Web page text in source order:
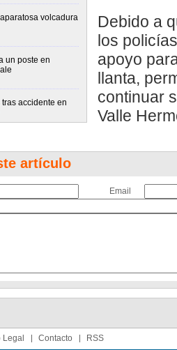
volcadura
un poste en
accidente en
Debido a
los
apoyo
llanta,
continuar
Valle
artículo
Email
Legal Contacto RSS